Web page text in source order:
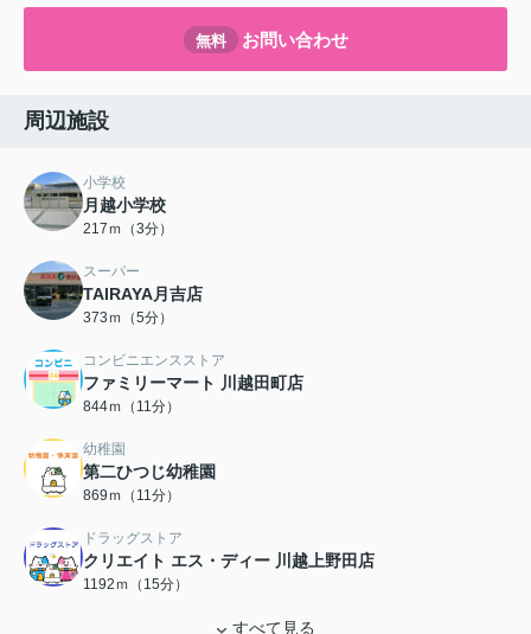
無料 お問い合わせ
周辺施設
小学校
月越小学校
217ｍ（3分）
スーパー
TAIRAYA月吉店
373ｍ（5分）
コンビニエンスストア
ファミリーマート 川越田町店
844ｍ（11分）
幼稚園
第二ひつじ幼稚園
869ｍ（11分）
ドラッグストア
クリエイト エス・ディー 川越上野田店
1192ｍ（15分）
すべて見る